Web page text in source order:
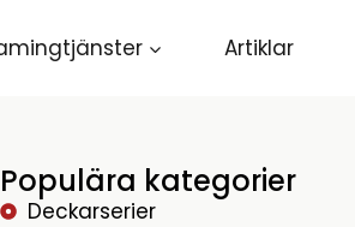
Artiklar
Populära kategorier
Deckarserier